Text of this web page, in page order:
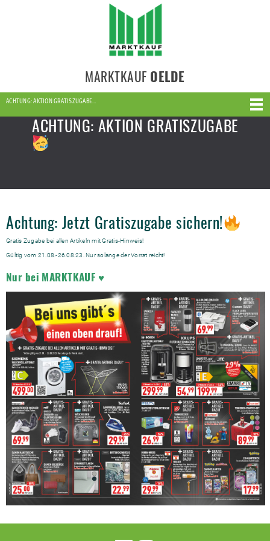
MARKTKAUF OELDE
ACHTUNG: AKTION GRATISZUGABE…
ACHTUNG: AKTION GRATISZUGABE
Achtung: Jetzt Gratiszugabe sichern!
Gratis Zugabe bei allen Artikeln mit Gratis-Hinweis!
Gültig vom 21.08.-26.08.23. Nur solange der Vorrat reicht!
Nur bei MARKTKAUF ♥